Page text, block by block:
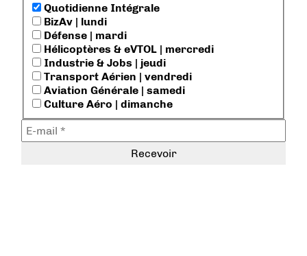
Quotidienne Intégrale
BizAv | lundi
Défense | mardi
Hélicoptères & eVTOL | mercredi
Industrie & Jobs | jeudi
Transport Aérien | vendredi
Aviation Générale | samedi
Culture Aéro | dimanche